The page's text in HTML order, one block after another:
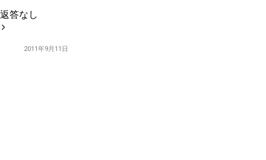
返答なし
2011年9月11日